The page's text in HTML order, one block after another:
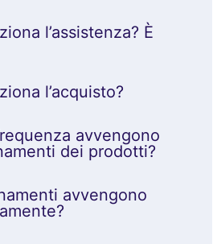
l’assistenza? È
l’acquisto?
avvengono
dei prodotti?
avvengono